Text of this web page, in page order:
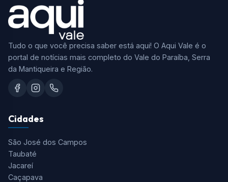
Tudo o que você precisa saber está aqui! O Aqui Vale é o
portal de notícias mais completo do Vale do Paraíba, Serra
da Mantiqueira e Região.
Cidades
São José dos Campos
Taubaté
Jacareí
Caçapava